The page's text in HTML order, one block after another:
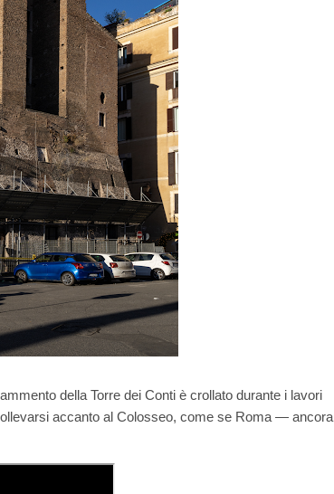
della Torre dei Conti è crollato durante i lavori
accanto al Colosseo, come se Roma — ancora